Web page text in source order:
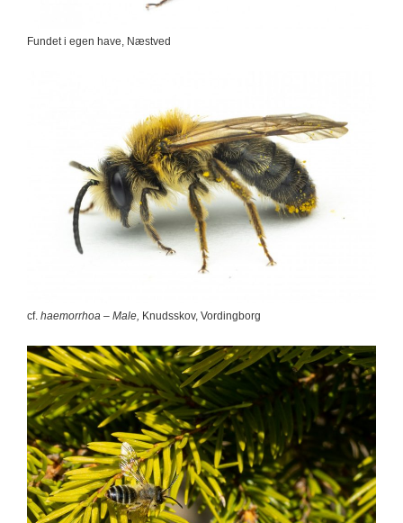
Fundet i egen have, Næstved
cf. haemorrhoa – Male, Knudsskov, Vordingborg